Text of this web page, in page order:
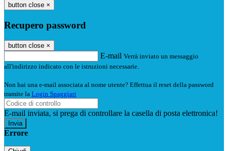
button close ×
Recupero password
button close ×
E-mail Verrà inviato un messaggio
all'indirizzo indicato con le istruzioni necessarie.
Non hai una e-mail associata al nome utente? Effettua il reset della password
tramite la Login Spaggiari
E-mail inviata, si prega di controllare la casella di posta elettronica!
Errore